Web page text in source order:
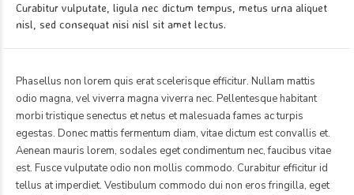
Curabitur vulputate, ligula nec dictum tempus, metus urna aliquet
nisl, sed consequat nisi nisl sit amet lectus.
Phasellus non lorem quis erat scelerisque efficitur. Nullam mattis
odio magna, vel viverra magna viverra nec. Pellentesque habitant
morbi tristique senectus et netus et malesuada fames ac turpis
egestas. Donec mattis fermentum diam, vitae dictum est convallis et.
Aenean mauris lorem, sodales eget condimentum nec, faucibus vitae
est. Fusce vulputate odio non mollis commodo. Curabitur efficitur id
tellus at imperdiet. Vestibulum commodo dui non eros fringilla, eget